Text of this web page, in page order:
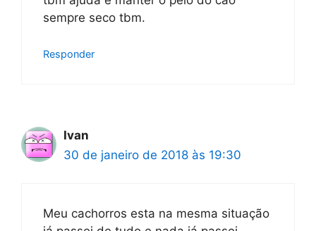
sempre seco tbm.
Responder
Ivan
30 de janeiro de 2018 às 19:30
Meu cachorros esta na mesma situação